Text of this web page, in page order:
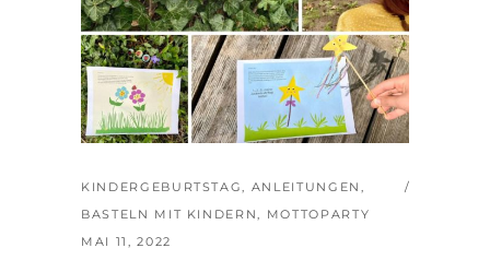
KINDERGEBURTSTAG, ANLEITUNGEN ,
BASTELN MIT KINDERN, MOTTOPARTY
MAI 11, 2022